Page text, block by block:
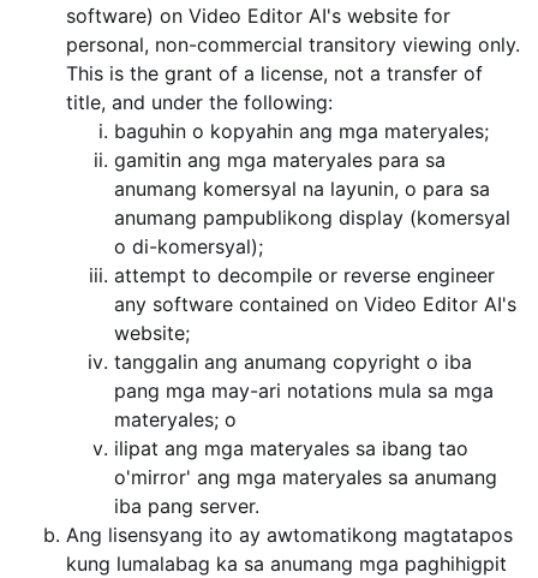
software) on Video Editor AI's website for
personal, non-commercial transitory viewing only.
This is the grant of a license, not a transfer of
title, and under the following:
baguhin o kopyahin ang mga materyales;
gamitin ang mga materyales para sa
anumang komersyal na layunin, o para sa
anumang pampublikong display (komersyal
o di-komersyal);
attempt to decompile or reverse engineer
any software contained on Video Editor AI's
website;
tanggalin ang anumang copyright o iba
pang mga may-ari notations mula sa mga
materyales; o
ilipat ang mga materyales sa ibang tao
o'mirror' ang mga materyales sa anumang
iba pang server.
Ang lisensyang ito ay awtomatikong magtatapos
kung lumalabag ka sa anumang mga paghihigpit